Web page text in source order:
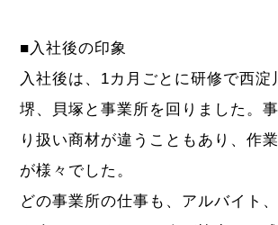
■入社後の印象
入社後は、1カ月ごとに研修で西淀
堺、貝塚と事業所を回りました。
り扱い商材が違うこともあり、作
が様々でした。
どの事業所の仕事も、アルバイト